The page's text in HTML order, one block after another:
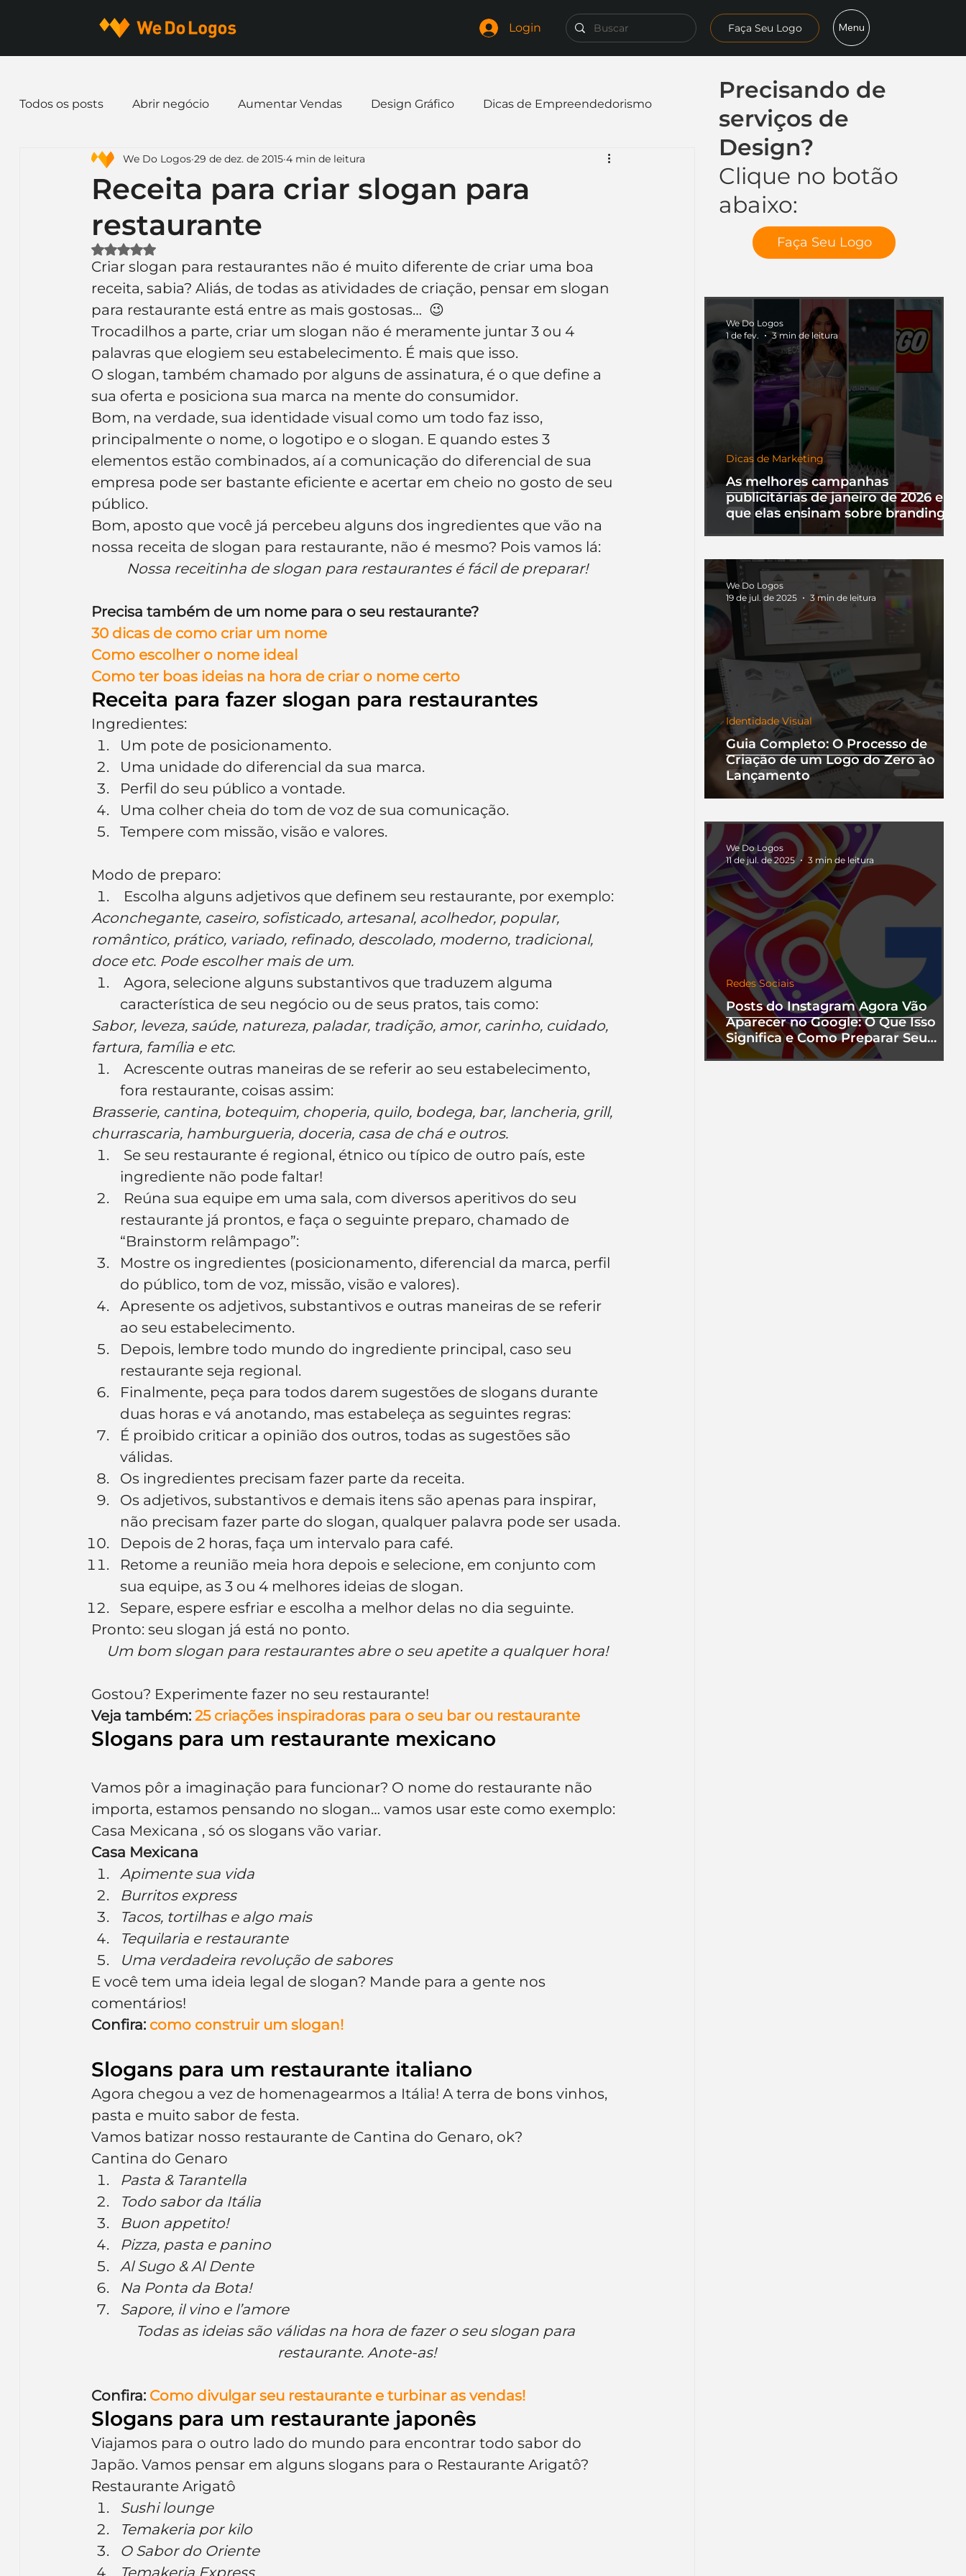
Login Faça Seu Logo Menu
Precisando de
serviços de
Design?
Clique no botão
abaixo:
Faça Seu Logo
As melhores campanhas
publicitárias de janeiro de 2026 e o
que elas ensinam sobre branding
Dicas de Marketing
We Do Logos
1 de fev.
3 min de leitura
Guia Completo: O Processo de
Criação de um Logo do Zero ao
Lançamento
Identidade Visual
We Do Logos
19 de jul. de 2025
3 min de leitura
Posts do Instagram Agora Vão
Aparecer no Google: O Que Isso
Significa e Como Preparar Seu
Perfil
Redes Sociais
We Do Logos
11 de jul. de 2025
3 min de leitura
Todos os posts Abrir negócio Aumentar Vendas Design Gráfico Dicas de Empreendedorismo
Dicas de Marketing Email marketing Expandir negócio
Identidade Visual Marca Nome para Empresa
Mascotes
Inteligência Artificial Embalagens nome de empresa Branding
Receita para criar slogan para
restaurante
We Do Logos 29 de dez. de 2015 4 min de leitura
Avaliado com NaN de 5 estrelas.
Criar slogan para restaurantes não é muito diferente de criar uma boa
receita, sabia? Aliás, de todas as atividades de criação, pensar em slogan
para restaurante está entre as mais gostosas…  😉
Trocadilhos a parte, criar um slogan não é meramente juntar 3 ou 4
palavras que elogiem seu estabelecimento. É mais que isso.
O slogan, também chamado por alguns de assinatura, é o que define a
sua oferta e posiciona sua marca na mente do consumidor.
Bom, na verdade, sua identidade visual como um todo faz isso,
principalmente o nome, o logotipo e o slogan. E quando estes 3
elementos estão combinados, aí a comunicação do diferencial de sua
empresa pode ser bastante eficiente e acertar em cheio no gosto de seu
público.
Bom, aposto que você já percebeu alguns dos ingredientes que vão na
nossa receita de slogan para restaurante, não é mesmo? Pois vamos lá:
Nossa receitinha de slogan para restaurantes é fácil de preparar!
Precisa também de um nome para o seu restaurante?
30 dicas de como criar um nome
Como escolher o nome ideal
Como ter boas ideias na hora de criar o nome certo
Receita para fazer slogan para restaurantes
Ingredientes:
Um pote de posicionamento.
Uma unidade do diferencial da sua marca.
Perfil do seu público a vontade.
Uma colher cheia do tom de voz de sua comunicação.
Tempere com missão, visão e valores.
Modo de preparo:
Escolha alguns adjetivos que definem seu restaurante, por exemplo:
Aconchegante, caseiro, sofisticado, artesanal, acolhedor, popular,
romântico, prático, variado, refinado, descolado, moderno, tradicional,
doce etc. Pode escolher mais de um.
característica de seu negócio ou de seus pratos, tais como:
Sabor, leveza, saúde, natureza, paladar, tradição, amor, carinho, cuidado,
fartura, família e etc.
fora restaurante, coisas assim:
Brasserie, cantina, botequim, choperia, quilo, bodega, bar, lancheria, grill,
churrascaria, hamburgueria, doceria, casa de chá e outros.
ingrediente não pode faltar!
Reúna sua equipe em uma sala, com diversos aperitivos do seu
restaurante já prontos, e faça o seguinte preparo, chamado de
“Brainstorm relâmpago”:
Mostre os ingredientes (posicionamento, diferencial da marca, perfil
do público, tom de voz, missão, visão e valores).
Apresente os adjetivos, substantivos e outras maneiras de se referir
ao seu estabelecimento.
Depois, lembre todo mundo do ingrediente principal, caso seu
restaurante seja regional.
Finalmente, peça para todos darem sugestões de slogans durante
duas horas e vá anotando, mas estabeleça as seguintes regras:
É proibido criticar a opinião dos outros, todas as sugestões são
válidas.
Os ingredientes precisam fazer parte da receita.
Os adjetivos, substantivos e demais itens são apenas para inspirar,
não precisam fazer parte do slogan, qualquer palavra pode ser usada.
Depois de 2 horas, faça um intervalo para café.
Retome a reunião meia hora depois e selecione, em conjunto com
sua equipe, as 3 ou 4 melhores ideias de slogan.
Separe, espere esfriar e escolha a melhor delas no dia seguinte.
Pronto: seu slogan já está no ponto.
Um bom slogan para restaurantes abre o seu apetite a qualquer hora!
Gostou? Experimente fazer no seu restaurante!
Veja também: 25 criações inspiradoras para o seu bar ou restaurante
Slogans para um restaurante mexicano
Vamos pôr a imaginação para funcionar? O nome do restaurante não
importa, estamos pensando no slogan… vamos usar este como exemplo:
Casa Mexicana , só os slogans vão variar.
Casa Mexicana
Apimente sua vida
Burritos express
Tacos, tortilhas e algo mais
Tequilaria e restaurante
Uma verdadeira revolução de sabores
E você tem uma ideia legal de slogan? Mande para a gente nos
comentários!
Confira: como construir um slogan!
Slogans para um restaurante italiano
Agora chegou a vez de homenagearmos a Itália! A terra de bons vinhos,
pasta e muito sabor de festa.
Vamos batizar nosso restaurante de Cantina do Genaro, ok?
Cantina do Genaro
Pasta & Tarantella
Todo sabor da Itália
Buon appetito!
Pizza, pasta e panino
Al Sugo & Al Dente
Na Ponta da Bota!
Sapore, il vino e l’amore
Todas as ideias são válidas na hora de fazer o seu slogan para
restaurante. Anote-as!
Confira: Como divulgar seu restaurante e turbinar as vendas!
Slogans para um restaurante japonês
Viajamos para o outro lado do mundo para encontrar todo sabor do
Japão. Vamos pensar em alguns slogans para o Restaurante Arigatô?
Restaurante Arigatô
Sushi lounge
Temakeria por kilo
O Sabor do Oriente
Temakeria Express